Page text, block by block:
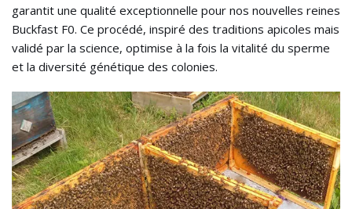
garantit une qualité exceptionnelle pour nos nouvelles reines
Buckfast F0. Ce procédé, inspiré des traditions apicoles mais
validé par la science, optimise à la fois la vitalité du sperme
et la diversité génétique des colonies.